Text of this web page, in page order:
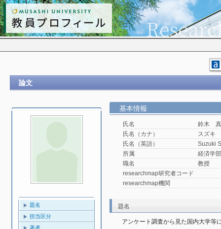
論文
題名
担当区分
著者
基本情報
氏名
鈴木
氏名（カナ）
スズキ
氏名（英語）
Suzuki
所属
経済学
職名
教授
researchmap研究者コード
researchmap機関
題名
アンケート調査から見た国内大学等